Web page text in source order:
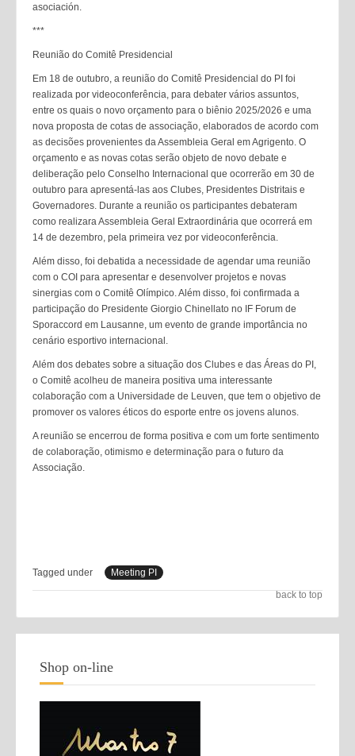
asociación.
***
Reunião do Comitê Presidencial
Em 18 de outubro, a reunião do Comitê Presidencial do PI foi
realizada por videoconferência, para debater vários assuntos,
entre os quais o novo orçamento para o biênio 2025/2026 e uma
nova proposta de cotas de associação, elaborados de acordo com
as decisões provenientes da Assembleia Geral em Agrigento. O
orçamento e as novas cotas serão objeto de novo debate e
deliberação pelo Conselho Internacional que ocorrerão em 30 de
outubro para apresentá-las aos Clubes, Presidentes Distritais e
Governadores. Durante a reunião os participantes debateram
como realizara Assembleia Geral Extraordinária que ocorrerá em
14 de dezembro, pela primeira vez por videoconferência.
Além disso, foi debatida a necessidade de agendar uma reunião
com o COI para apresentar e desenvolver projetos e novas
sinergias com o Comitê Olímpico. Além disso, foi confirmada a
participação do Presidente Giorgio Chinellato no IF Forum de
Sporaccord em Lausanne, um evento de grande importância no
cenário esportivo internacional.
Além dos debates sobre a situação dos Clubes e das Áreas do PI,
o Comitê acolheu de maneira positiva uma interessante
colaboração com a Universidade de Leuven, que tem o objetivo de
promover os valores éticos do esporte entre os jovens alunos.
A reunião se encerrou de forma positiva e com um forte sentimento
de colaboração, otimismo e determinação para o futuro da
Associação.
Tagged under
Meeting PI
back to top
Shop on-line